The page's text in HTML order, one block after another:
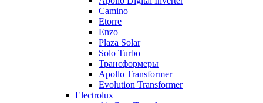
Camino
Etorre
Enzo
Plaza Solar
Solo Turbo
Трансформеры
Apollo Transformer
Evolution Transformer
Electrolux